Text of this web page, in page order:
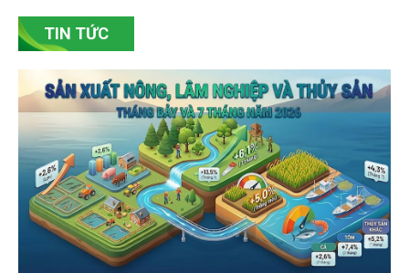
bền vững. Tại làng gốm Phù Lãng, xã Phù Lãng, tỉnh
Bắc Ninh, nhiều nghệ nhân và cơ sở sản xuất đã
chủ động đổi mới tư duy, đầu tư công nghệ, xây
dựng thương hiệu trên nền tảng giá trị truyền thống.
TIN TỨC